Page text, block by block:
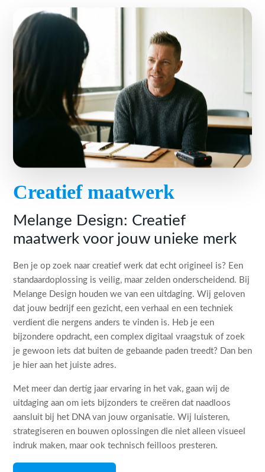
Creatief maatwerk
Melange Design: Creatief
maatwerk voor jouw unieke merk
Ben je op zoek naar creatief werk dat echt origineel is? Een
standaardoplossing is veilig, maar zelden onderscheidend. Bij
Melange Design houden we van een uitdaging. Wij geloven
dat jouw bedrijf een gezicht, een verhaal en een techniek
verdient die nergens anders te vinden is. Heb je een
bijzondere opdracht, een complex digitaal vraagstuk of zoek
je gewoon iets dat buiten de gebaande paden treedt? Dan ben
je hier aan het juiste adres.
Met meer dan dertig jaar ervaring in het vak, gaan wij de
uitdaging aan om iets bijzonders te creëren dat naadloos
aansluit bij het DNA van jouw organisatie. Wij luisteren,
strategiseren en bouwen oplossingen die niet alleen visueel
indruk maken, maar ook technisch feilloos presteren.